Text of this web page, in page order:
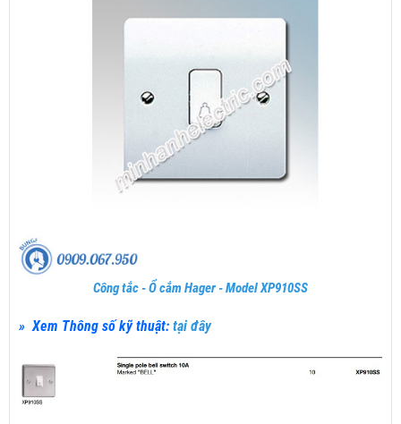
Công tắc - Ổ cắm Hager - Model XP910SS
» Xem Thông số kỹ thuật: tại đây